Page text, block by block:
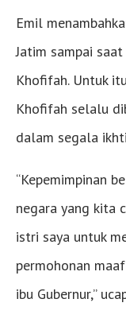
Emil
Jatim sampai
Khofifah. Untuk
Khofifah selalu
dalam segala
“Kepemimpinan
negara yang kita
istri saya untuk
permohonan
ibu Gubernur,”